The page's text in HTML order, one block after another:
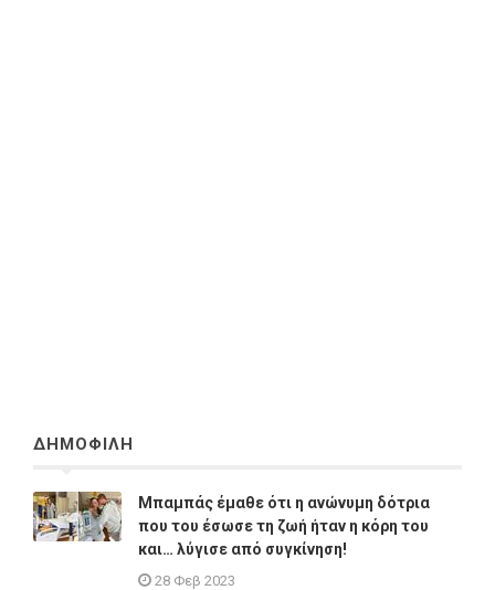
ΔΗΜΟΦΙΛΗ
Μπαμπάς έμαθε ότι η ανώνυμη δότρια
που του έσωσε τη ζωή ήταν η κόρη του
και… λύγισε από συγκίνηση!
28 Φεβ 2023